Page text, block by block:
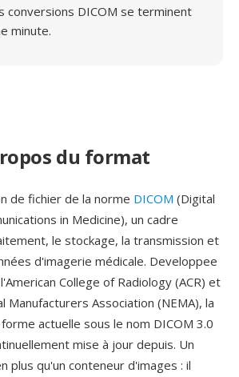
conversions DICOM se terminent
minute.
du format
de fichier de la norme DICOM (Digital
in Medicine), un cadre
le stockage, la transmission et
d'imagerie médicale. Developpee
College of Radiology (ACR) et
Manufacturers Association (NEMA), la
actuelle sous le nom DICOM 3.0
mise à jour depuis. Un
plus qu'un conteneur d'images : il